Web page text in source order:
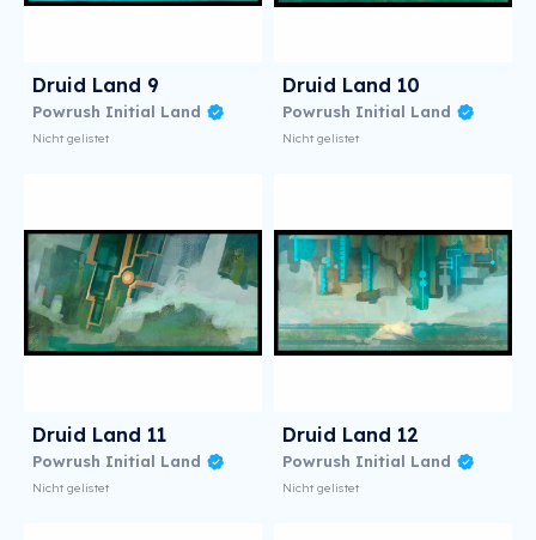
Druid Land 9
Powrush Initial Land
Nicht gelistet
Druid Land 10
Powrush Initial Land
Nicht gelistet
Druid Land 11
Powrush Initial Land
Nicht gelistet
Druid Land 12
Powrush Initial Land
Nicht gelistet